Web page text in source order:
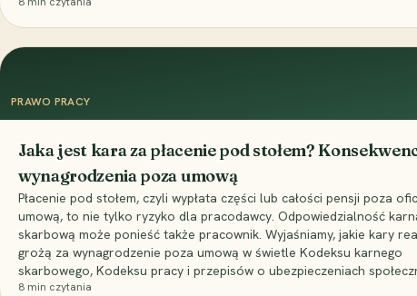
PRAWO PRACY
Jaka jest kara za płacenie pod stołem?
wynagrodzenia poza umową
Płacenie pod stołem, czyli wypłata części lub całości pensji poza
umową, to nie tylko ryzyko dla pracodawcy. Odpowiedzialność
skarbową może ponieść także pracownik. Wyjaśniamy, jakie kary
grożą za wynagrodzenie poza umową w świetle Kodeksu karnego
skarbowego, Kodeksu pracy i przepisów o ubezpieczeniach
8 min czytania